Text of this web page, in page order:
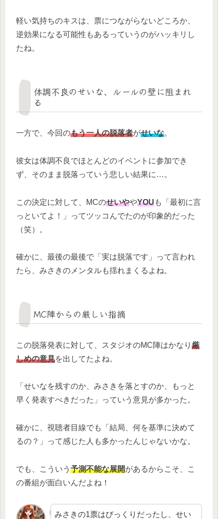
軽い気持ちのキスは、票につながらないどころか、
逆効果になる可能性もあるっていうのがハッキリし
たね。
体調不良のせいな、ルールの壁に阻まれ
る
一方で、今回のもう一人の脱落者がせいな。
彼女は体調不良でほとんどのイベントに参加でき
ず、そのまま脱落っていう悲しい結果に…。
この決定に対して、MCのせいややYOUも「最初に言
っといてよ！」ってツッコんでたのが印象的だった
（笑）。
確かに、最後の最後で「実は脱落です」って言われ
たら、みさきのメンタルも揺れまくるよね。
MC陣からの厳しい指摘
この脱落発表に対して、スタジオのMC陣はかなり 厳
しめの意見を出してたよね。
「せいなを残すのか、みさきを落とすのか、もっと
早く発表すべきだった」っていう意見が多かった。
確かに、視聴者目線でも「結局、何を基準に決めて
るの？」って感じた人も多かったんじゃないかな。
でも、こういう 予測不能な展開があるからこそ、こ
の番組が面白いんだよね！
みさきの1票はびっくりだったし、せい